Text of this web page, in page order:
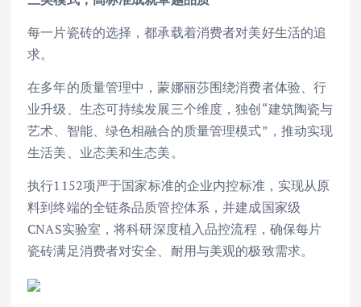
每一片瓷砖的选择，都承载着消费者对美好生活的追
求。
在多年的质量管理中，蒙娜丽莎围绕消费者体验、行
业升级、生态可持续发展三个维度，独创“建筑陶瓷与
艺术、智能、绿色相融合的质量管理模式”，推动实现
生活美、业态美和生态美。
执行1152项严于国家标准的企业内控标准，实现从原
料到终端的全链条品质管控体系，并建成国家级
CNAS实验室，将科研深度植入品控流程，确保每片
瓷砖满足消费者对安全、耐用与美观的极致需求。